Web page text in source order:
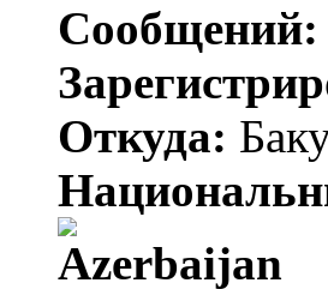
Сообщений:
Откуда: